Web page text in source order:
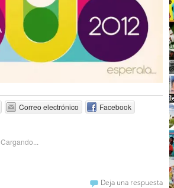
Correo electrónico
Facebook
Cargando...
Deja una respuesta